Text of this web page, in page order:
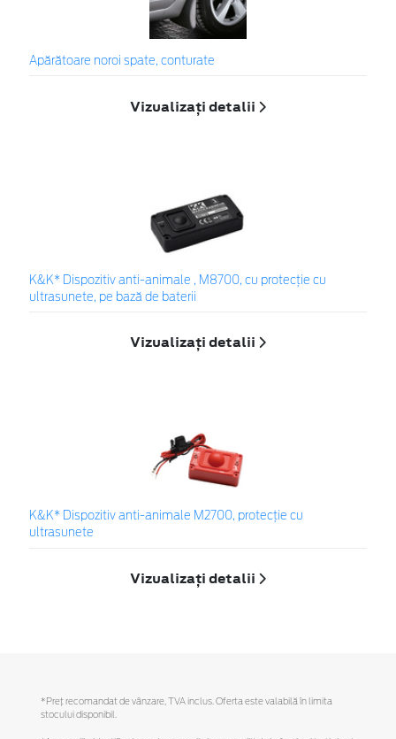
Apărătoare noroi spate, conturate
Vizualizați detalii
K&K* Dispozitiv anti-animale , M8700, cu protecție cu
ultrasunete, pe bază de baterii
Vizualizați detalii
K&K* Dispozitiv anti-animale M2700, protecție cu
ultrasunete
Vizualizați detalii
*Preţ recomandat de vânzare, TVA inclus. Oferta este valabilă în limita
stocului disponibil.